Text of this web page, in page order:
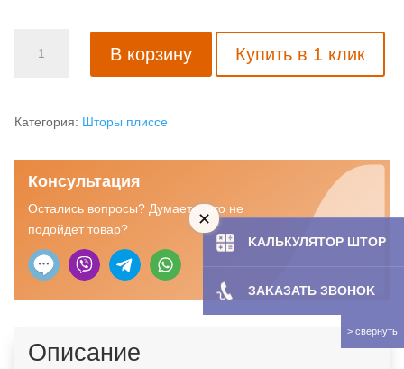
товара
с
Диэль
(Германия)
В корзину Купить в 1 клик
Категория: Шторы плиссе
Консультация
Остались вопросы? Думаете, что не
подойдет товар?
Описание
KAЛЬКУЛЯТOP ШТОР
ЗAKAЗATЬ ЗBOHOK